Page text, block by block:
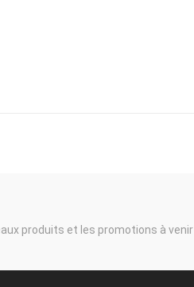
produits et les promotions à venir